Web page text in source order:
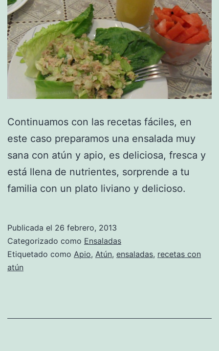
Continuamos con las recetas fáciles, en
este caso preparamos una ensalada muy
sana con atún y apio, es deliciosa, fresca y
está llena de nutrientes, sorprende a tu
familia con un plato liviano y delicioso.
Publicada el 26 febrero, 2013
Categorizado como Ensaladas
Etiquetado como Apio, Atún, ensaladas, recetas con
atún